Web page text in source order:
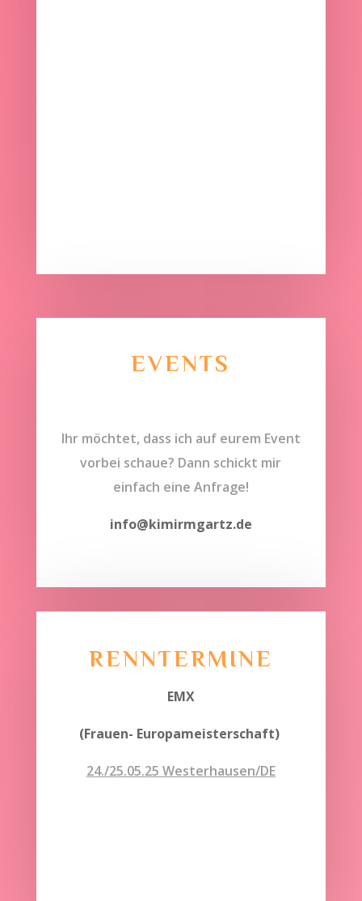
EVENTS
Ihr möchtet, dass ich auf eurem Event
vorbei schaue? Dann schickt mir
einfach eine Anfrage!
info@kimirmgartz.de
RENNTERMINE
EMX
(Frauen- Europameisterschaft)
24./25.05.25 Westerhausen/DE